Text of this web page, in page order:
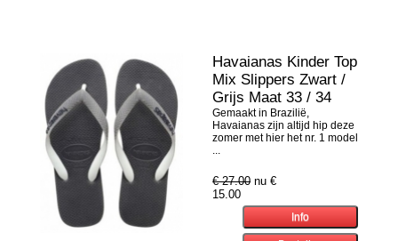
Havaianas Kinder Top
Mix Slippers Zwart /
Grijs Maat 33 / 34
Gemaakt in Brazilië,
Havaianas zijn altijd hip deze
zomer met hier het nr. 1 model
...
€ 27.00 nu €
15.00